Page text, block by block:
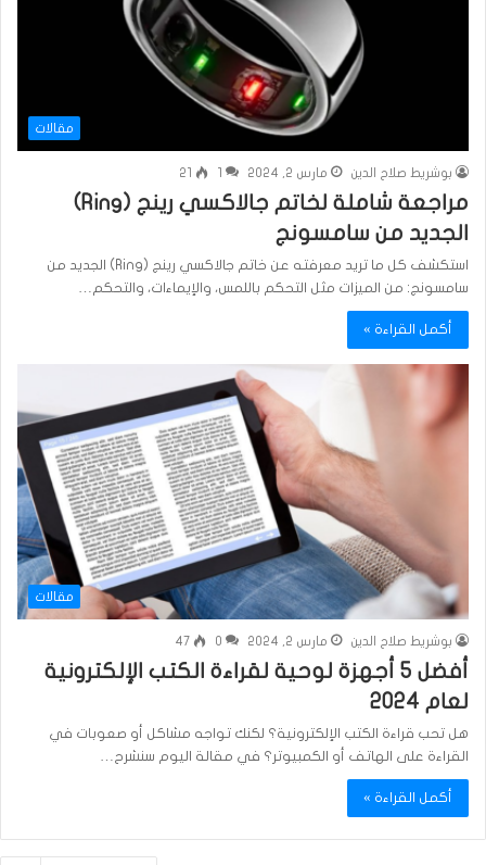
مقالات
بوشريط صلاح الدين مارس 2, 2024 1
21
مراجعة شاملة لخاتم جالاكسي رينج (Ring)
الجديد من سامسونج
استكشف كل ما تريد معرفته عن خاتم جالاكسي رينج (Ring) الجديد من
سامسونج: من الميزات مثل التحكم باللمس، والإيماءات، والتحكم…
أكمل القراءة »
مقالات
بوشريط صلاح الدين مارس 2, 2024 0
47
أفضل 5 أجهزة لوحية لقراءة الكتب الإلكترونية
لعام 2024
هل تحب قراءة الكتب الإلكترونية؟ لكنك تواجه مشاكل أو صعوبات في
القراءة على الهاتف أو الكمبيوتر؟ في مقالة اليوم سنشرح…
أكمل القراءة »